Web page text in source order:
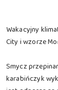
Wakacyjny
City i wzorze
Smycz
karabińczyk